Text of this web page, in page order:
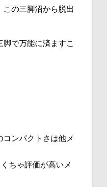
の三脚沼から脱出
で万能に済ますこ
コンパクトさは他メ
ちゃ評価が高いメ